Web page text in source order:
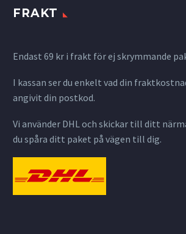
FRAKT
Endast 69 kr i frakt för ej skrymmande
I kassan ser du enkelt vad din
angivit din postkod.
Vi använder DHL och skickar till ditt
du spåra ditt paket på vägen till dig.